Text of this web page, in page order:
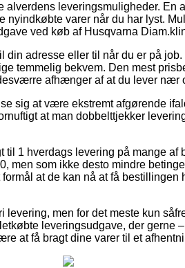
alverdens leveringsmuligheder. En
nyindkøbte varer når du har lyst.
ved køb af Husqvarna
din adresse eller til når du er på
temmelig bekvem. Den mest
afhænger af at du lever nær
sig at være ekstremt afgørende
at man dobbelttjekker
til 1 hverdags levering på mange af
men som ikke desto mindre
at de kan nå at få bestillingen
men for det meste kun
leveringsudgave, der gerne
at få bragt dine varer til et